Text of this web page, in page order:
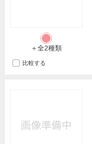
＋全2種類
比較する